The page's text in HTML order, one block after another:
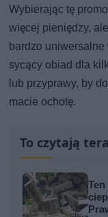
Wybierając tę
więcej pieniędzy,
bardzo uniwersalne
sycący obiad dla
lub przyprawy, by
macie ochotę.
To czytają